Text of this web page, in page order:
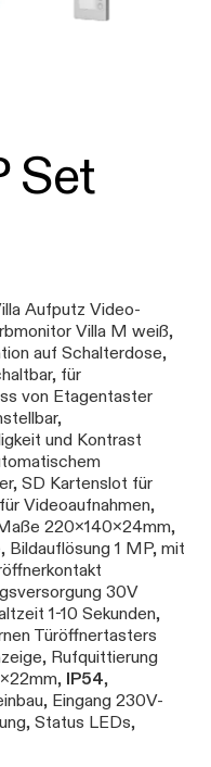
Set
Aufputz Video-
Villa M weiß,
auf Schalterdose,
für
von Etagentaster
und Kontrast
SD Kartenslot für
Videoaufnahmen,
220x140x24mm,
Bildauflösung 1 MP, mit
30V
1-10 Sekunden,
Türöffnertasters
Rufquittierung
IP54,
Eingang 230V-
Status LEDs,